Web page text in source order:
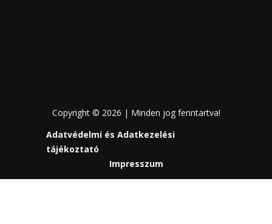
Copyright © 2026 | Minden jog fenntartva!
Adatvédelmi és Adatkezelési
tájékoztató
Impresszum